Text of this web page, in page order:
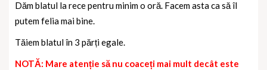
Dăm blatul la rece pentru minim o oră. Facem asta ca să îl
putem felia mai bine.
Tăiem blatul în 3 părți egale.
NOTĂ: Mare atenție să nu coaceți mai mult decât este